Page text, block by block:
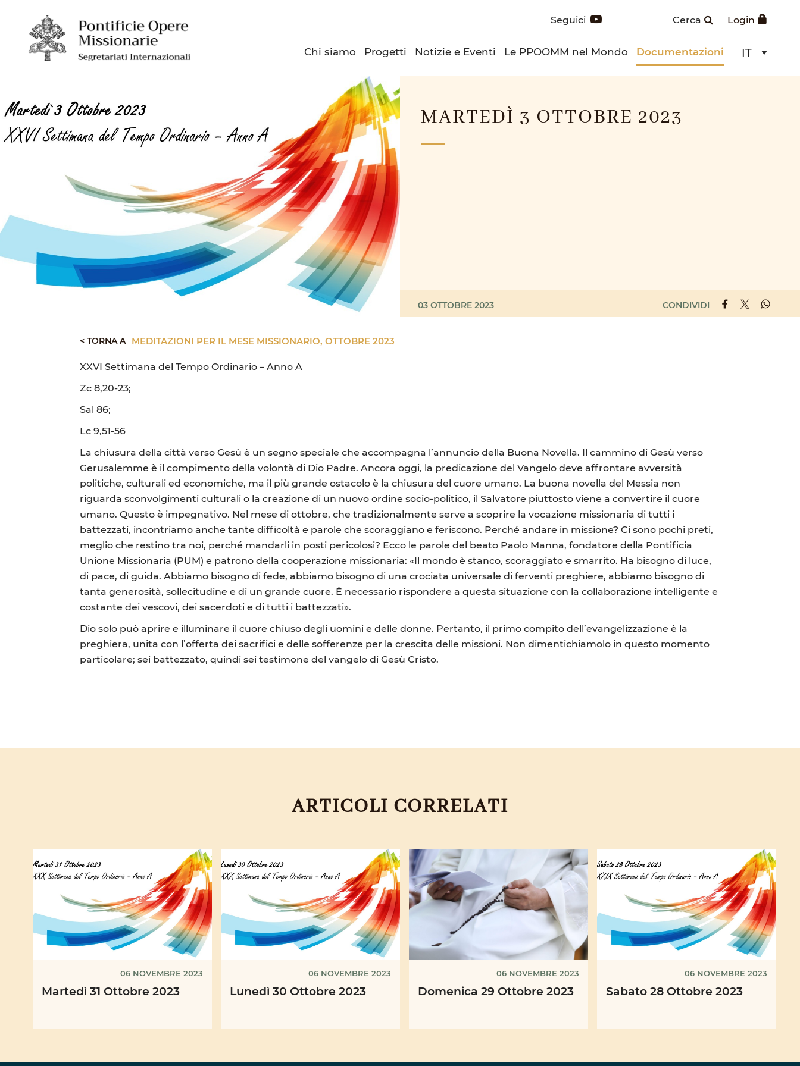
Login
Cerca
Seguici
Chi siamo Progetti Notizie e Eventi Le PPOOMM nel Mondo Documentazioni IT
MARTEDÌ 3 OTTOBRE 2023
03 OTTOBRE 2023 CONDIVIDI
< TORNA A MEDITAZIONI PER IL MESE MISSIONARIO, OTTOBRE 2023
XXVI Settimana del Tempo Ordinario – Anno A
Zc 8,20-23;
Sal 86;
Lc 9,51-56
La chiusura della città verso Gesù è un segno speciale che accompagna l’annuncio della Buona Novella. Il cammino di Gesù verso
Gerusalemme è il compimento della volontà di Dio Padre. Ancora oggi, la predicazione del Vangelo deve affrontare avversità
politiche, culturali ed economiche, ma il più grande ostacolo è la chiusura del cuore umano. La buona novella del Messia non
riguarda sconvolgimenti culturali o la creazione di un nuovo ordine socio-politico, il Salvatore piuttosto viene a convertire il cuore
umano. Questo è impegnativo. Nel mese di ottobre, che tradizionalmente serve a scoprire la vocazione missionaria di tutti i
battezzati, incontriamo anche tante difficoltà e parole che scoraggiano e feriscono. Perché andare in missione? Ci sono pochi preti,
meglio che restino tra noi, perché mandarli in posti pericolosi? Ecco le parole del beato Paolo Manna, fondatore della Pontificia
Unione Missionaria (PUM) e patrono della cooperazione missionaria: «Il mondo è stanco, scoraggiato e smarrito. Ha bisogno di luce,
di pace, di guida. Abbiamo bisogno di fede, abbiamo bisogno di una crociata universale di ferventi preghiere, abbiamo bisogno di
tanta generosità, sollecitudine e di un grande cuore. È necessario rispondere a questa situazione con la collaborazione intelligente e
costante dei vescovi, dei sacerdoti e di tutti i battezzati».
Dio solo può aprire e illuminare il cuore chiuso degli uomini e delle donne. Pertanto, il primo compito dell’evangelizzazione è la
preghiera, unita con l’offerta dei sacrifici e delle sofferenze per la crescita delle missioni. Non dimentichiamolo in questo momento
particolare; sei battezzato, quindi sei testimone del vangelo di Gesù Cristo.
ARTICOLI CORRELATI
06 NOVEMBRE 2023
Martedì 31 Ottobre 2023
06 NOVEMBRE 2023
Lunedì 30 Ottobre 2023
06 NOVEMBRE 2023
Domenica 29 Ottobre 2023
06 NOVEMBRE 2023
Sabato 28 Ottobre 2023